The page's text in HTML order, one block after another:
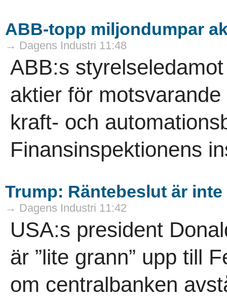
ABB-topp miljondumpar
→ Dagens Industri 11:48
ABB:s
aktier för
kraft- och
Finansinspektionens
Trump: Räntebeslut är
→ Dagens Industri 11:42
USA:s president
är ”lite grann” upp till
om centralbanken